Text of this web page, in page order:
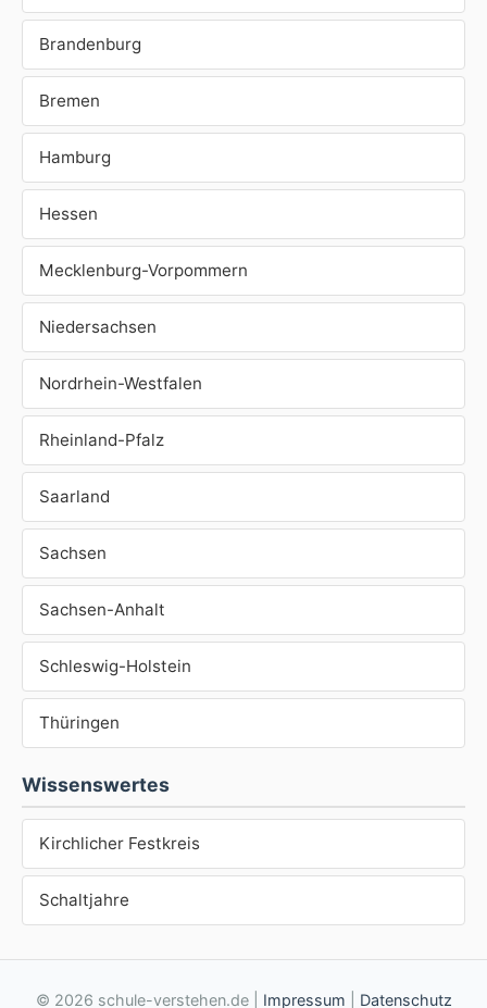
Brandenburg
Bremen
Hamburg
Hessen
Mecklenburg-Vorpommern
Niedersachsen
Nordrhein-Westfalen
Rheinland-Pfalz
Saarland
Sachsen
Sachsen-Anhalt
Schleswig-Holstein
Thüringen
Wissenswertes
Kirchlicher Festkreis
Schaltjahre
© 2026 schule-verstehen.de | Impressum Datenschutz